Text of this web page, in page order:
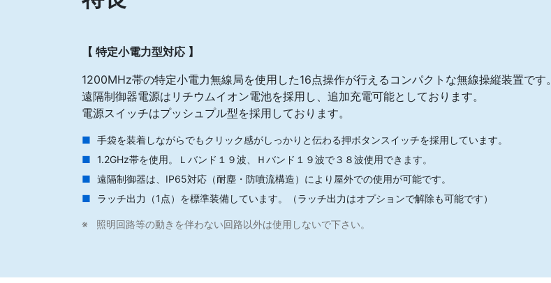
【 特定小電力型対応 】
1200MHz帯の特定小電力無線局を使用した16点操作が行えるコンパクトな無線操縦装置です。
遠隔制御器電源はリチウムイオン電池を採用し、追加充電可能としております。
電源スイッチはプッシュプル型を採用しております。
手袋を装着しながらでもクリック感がしっかりと伝わる押ボタンスイッチを採用しています。
1.2GHz帯を使用。Ｌバンド１９波、Ｈバンド１９波で３８波使用できます。
遠隔制御器は、IP65対応（耐塵・防噴流構造）により屋外での使用が可能です。
ラッチ出力（1点）を標準装備しています。（ラッチ出力はオプションで解除も可能です）
照明回路等の動きを伴わない回路以外は使用しないで下さい。